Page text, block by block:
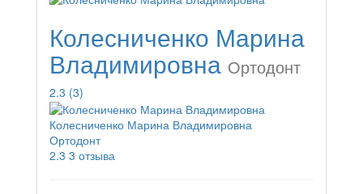
Колесниченко Марина
Владимировна Ортодонт
2.3 (3)
Колесниченко Марина Владимировна
Ортодонт
2.3 3 отзыва